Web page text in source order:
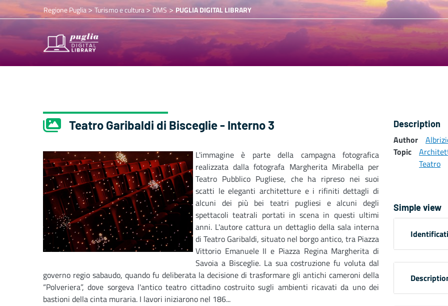
Regione Puglia> Turismo e cultura>DMS > PUGLIA DIGITAL LIBRARY
Teatro Garibaldi di Bisceglie - Interno 3
L'immagine è parte della campagna fotografica
realizzata dalla fotografa Margherita Mirabella per
Teatro Pubblico Pugliese, che ha ripreso nei suoi
scatti le eleganti architetture e i rifiniti dettagli di
alcuni dei più bei teatri pugliesi e alcuni degli
spettacoli teatrali portati in scena in questi ultimi
anni. L'autore cattura un dettaglio della sala interna
di Teatro Garibaldi, situato nel borgo antico, tra Piazza
Vittorio Emanuele II e Piazza Regina Margherita di
Savoia a Bisceglie. La sua costruzione fu voluta dal
governo regio sabaudo, quando fu deliberata la decisione di trasformare gli antichi cameroni della
“Polveriera”, dove sorgeva l'antico teatro cittadino costruito sugli ambienti ricavati da uno dei
bastioni della cinta muraria. I lavori iniziarono nel 186...
Description
Author
Topic
Teatro
Simple view